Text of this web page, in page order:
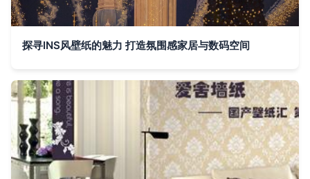
探寻INS风壁纸的魅力 打造氛围感家居与数码空间